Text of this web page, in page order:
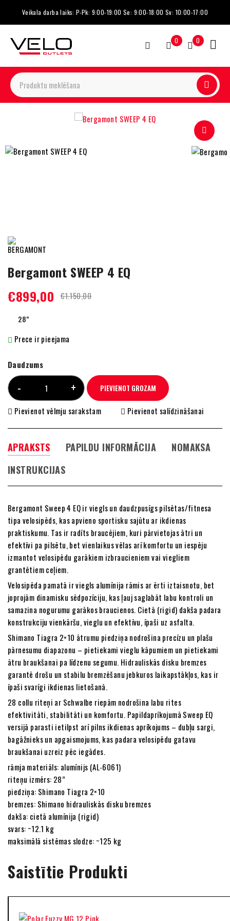
Veikala darba laiks: P-Pk: 9:00-19:00 Se: 9:00-18:00 Sv: 10:00-17:00
0 0
Bergamont SWEEP 4 EQ
€1.150,00
€899,00
28"
Prece ir pieejama
Daudzums
PIEVIENOT GROZAM
Pievienot vēlmju sarakstam Pievienot salīdzināšanai
APRAKSTS PAPILDU INFORMĀCIJA
NOMAKSA
INSTRUKCIJAS
Bergamont Sweep 4 EQ ir viegls un daudzpusīgs pilsētas/fitnesa
tipa velosipēds, kas apvieno sportisku sajūtu ar ikdienas
praktiskumu. Tas ir radīts braucējiem, kuri pārvietojas ātri un
efektīvi pa pilsētu, bet vienlaikus vēlas arī komfortu un iespēju
izmantot velosipēdu garākiem izbraucieniem vai viegliem
grantētiem ceļiem.
Velosipēda pamatā ir viegls alumīnija rāmis ar ērti iztaisnotu, bet
joprojām dinamisku sēdpozīciju, kas ļauj saglabāt labu kontroli un
samazina nogurumu garākos braucienos. Cietā (rigid) dakša padara
konstrukciju vienkāršu, vieglu un efektīvu, īpaši uz asfalta.
Shimano Tiagra 2×10 ātrumu piedziņa nodrošina precīzu un plašu
pārnesumu diapazonu – pietiekami vieglu kāpumiem un pietiekami
ātru braukšanai pa līdzenu segumu. Hidrauliskās disku bremzes
garantē drošu un stabilu bremzēšanu jebkuros laikapstākļos, kas ir
īpaši svarīgi ikdienas lietošanā.
28 collu riteņi ar Schwalbe riepām nodrošina labu rites
efektivitāti, stabilitāti un komfortu. Papildaprīkojumā Sweep EQ
versijā parasti ietilpst arī pilns ikdienas aprīkojums – dubļu sargi,
bagāžnieks un apgaismojums, kas padara velosipēdu gatavu
braukšanai uzreiz pēc iegādes.
rāmja materiāls: alumīnijs (AL-6061)
riteņu izmērs: 28”
piedziņa: Shimano Tiagra 2×10
bremzes: Shimano hidrauliskās disku bremzes
dakša: cietā alumīnija (rigid)
svars: ~12.1 kg
maksimālā sistēmas slodze: ~125 kg
Saistītie Produkti
-11%
-22%
-55%
-15%
-26%
-10%
-11%
-22%
-55%